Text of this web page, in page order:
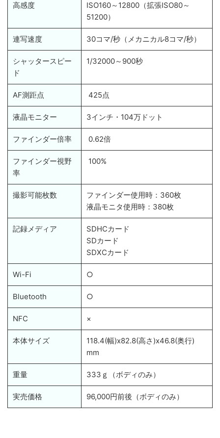
高感度
ISO160～12800（拡張ISO80～
51200）
連写速度 30コマ/秒（メカニカル8コマ/秒）
シャッタースピー
ド
1/32000～900秒
AF測距点 425点
液晶モニター 3インチ・104万ドット
ファインダー倍率 0.62倍
ファインダー視野
率
100%
撮影可能枚数
ファインダー使用時：360枚
液晶モニタ使用時：380枚
記録メディア
SDHCカード
SDカード
SDXCカード
Wi-Fi ○
Bluetooth ○
NFC ×
本体サイズ
118.4(幅)x82.8(高さ)x46.8(奥行)
mm
重量 333ｇ（ボディのみ）
実売価格 96,000円前後（ボディのみ）